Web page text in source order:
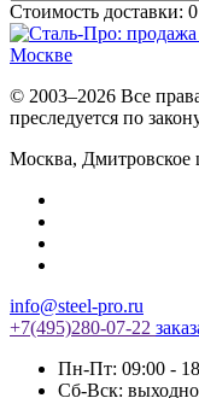
Стоимость доставки: 0
© 2003–2026 Все
преследуется по
Москва, Дмитровское
info@steel-pro.ru
+7(495)280-07-22
Пн-Пт: 09:00 -
Cб-Вск: